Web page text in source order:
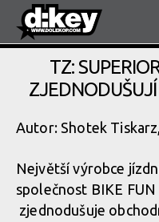
TZ:
Autor: Shotek
Největší výrobce
společnost BIKE
zjednodušuje